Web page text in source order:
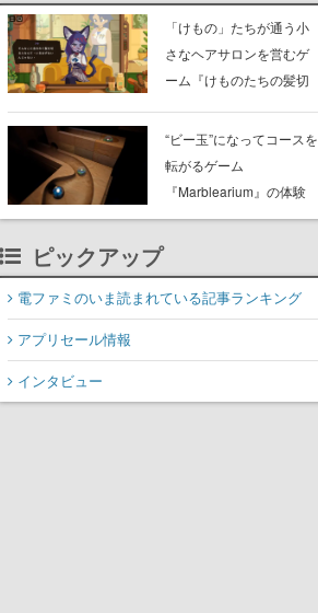
「けもの」たちが通う小
さなヘアサロンを営むゲ
ーム『けものたちの髪切
始。悩みを持ったお客様
と会話を交わし“本当に望
んでる髪型”を見つけ出す
“ビー玉”になってコースを
転がるゲーム
『Marblearium』の体験
版がSteamで本日8月7日
ピックアップ
電ファミのいま読まれている記事ランキング
アプリセール情報
インタビュー